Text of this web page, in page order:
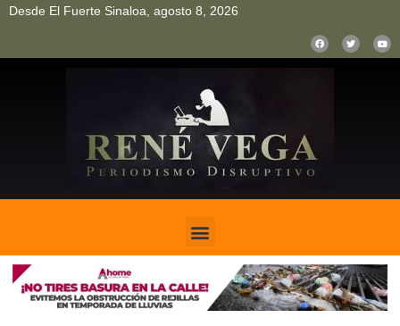
Desde El Fuerte Sinaloa, agosto 8, 2026